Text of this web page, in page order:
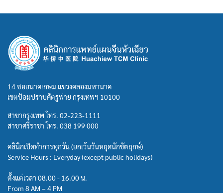
14 ซอยนาคเกษม แขวงคลองมหานาค
เขตป้อมปราบศัตรูพ่าย กรุงเทพฯ 10100
สาขากรุงเทพ โทร. 02-223-1111
สาขาศรีราชา โทร. 038 199 000
คลินิกเปิดทำการทุกวัน (ยกเว้นวันหยุดนักขัตฤกษ์)
Service Hours : Everyday (except public holidays)
ตั้งแต่เวลา 08.00 - 16.00 น.
From 8 AM – 4 PM